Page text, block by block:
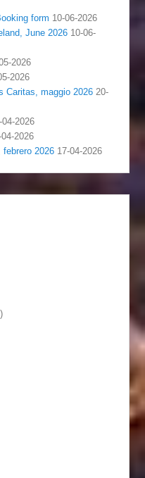
form 10-06-2026
June 2026 10-06-
2026
2026
Caritas, maggio 2026 20-
04-2026
2026
2026 17-04-2026